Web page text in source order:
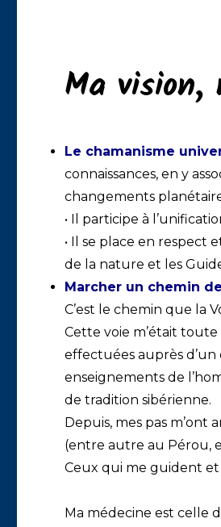
Ma vision,
Le chamanisme
connaissances, en y
changements
• Il participe à
• Il se place en respect
de la nature et les
Marcher un chemin
C’est le chemin que la
Cette voie m’était toute
effectuées auprès d’un
enseignements de
de tradition sibérienne.
Depuis, mes pas m’ont
(entre autre au Pérou,
Ceux qui me guident et
Ma médecine est celle